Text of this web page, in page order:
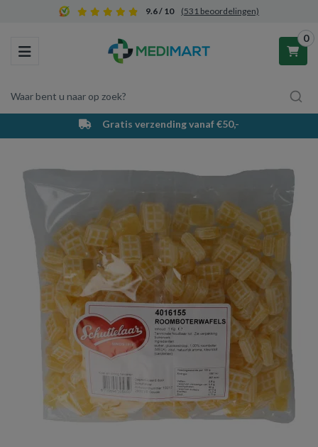
9.6 / 10 (531 beoordelingen)
Toggle navigation
Waar bent u naar op zoek?
0
Winkelwagen
Uw winkelwagen is leeg.
Vul hem met producten.
Gratis verzending vanaf €50,-